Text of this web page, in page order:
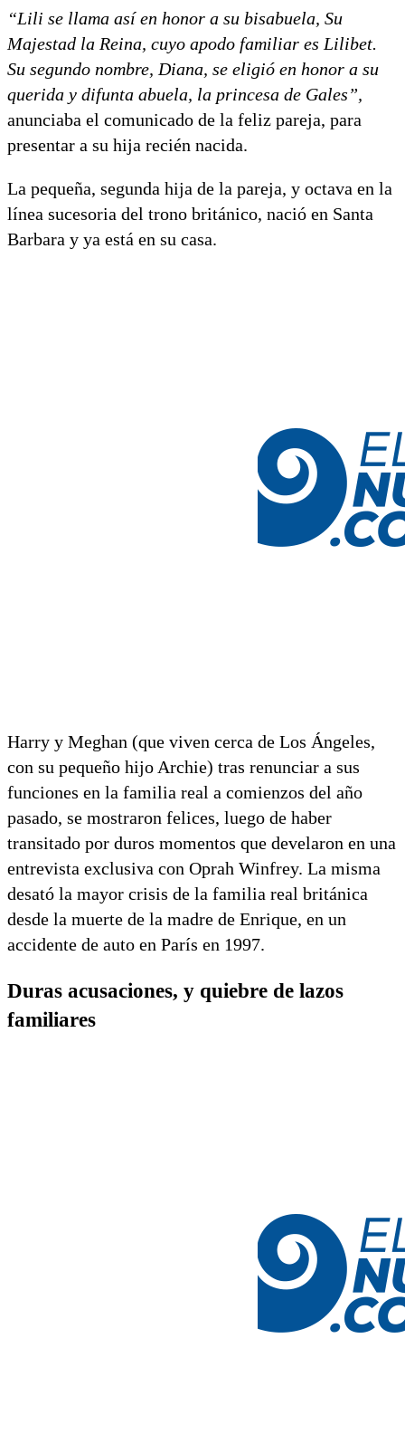
“Lili se llama así en honor a su bisabuela, Su
Majestad la Reina, cuyo apodo familiar es Lilibet.
Su segundo nombre, Diana, se eligió en honor a su
querida y difunta abuela, la princesa de Gales”,
anunciaba el comunicado de la feliz pareja, para
presentar a su hija recién nacida.
La pequeña, segunda hija de la pareja, y octava en la
línea sucesoria del trono británico, nació en Santa
Barbara y ya está en su casa.
Harry y Meghan (que viven cerca de Los Ángeles,
con su pequeño hijo Archie) tras renunciar a sus
funciones en la familia real a comienzos del año
pasado, se mostraron felices, luego de haber
transitado por duros momentos que develaron en una
entrevista exclusiva con Oprah Winfrey. La misma
desató la mayor crisis de la familia real británica
desde la muerte de la madre de Enrique, en un
accidente de auto en París en 1997.
Duras acusaciones, y quiebre de lazos
familiares